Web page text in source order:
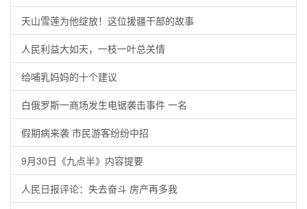
天山雪莲为他绽放！这位援疆干部的故事
人民利益大如天，一枝一叶总关情
给哺乳妈妈的十个建议
白俄罗斯一商场发生电锯袭击事件 一名
假期病来袭 市民游客纷纷中招
9月30日《九点半》内容提要
人民日报评论：失去奋斗 房产再多我